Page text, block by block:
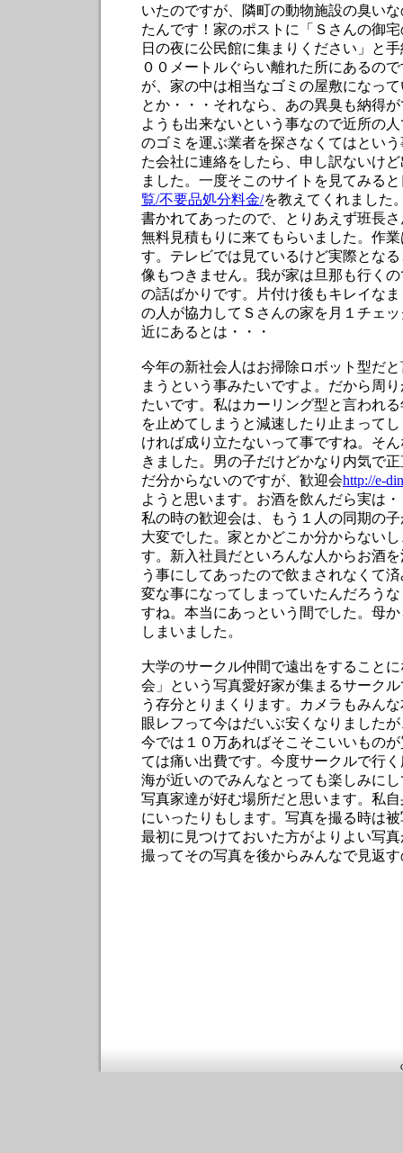
いたのですが、隣町の動物施設の臭い
たんです！家のポストに「Ｓさんの御
日の夜に公民館に集まりください」と
００メートルぐらい離れた所にあるの
が、家の中は相当なゴミの屋敷になっ
とか・・・それなら、あの異臭も納得
ようも出来ないという事なので近所の
のゴミを運ぶ業者を探さなくてはとい
た会社に連絡をしたら、申し訳ないけ
ました。一度そこのサイトを見てみる
覧/不要品処分料金/を教えてくれました
書かれてあったので、とりあえず班長
無料見積もりに来てもらいました。作
す。テレビでは見ているけど実際とな
像もつきません。我が家は旦那も行く
の話ばかりです。片付け後もキレイな
の人が協力してＳさんの家を月１チェ
近にあるとは・・・
今年の新社会人はお掃除ロボット型だ
まうという事みたいですよ。だから周
たいです。私はカーリング型と言われ
を止めてしまうと減速したり止まって
ければ成り立たないって事ですね。そ
きました。男の子だけどかなり内気で
だ分からないのですが、歓迎会http://e-
ようと思います。お酒を飲んだら実は
私の時の歓迎会は、もう１人の同期の
大変でした。家とかどこか分からない
す。新入社員だといろんな人からお酒
う事にしてあったので飲まされなくて
変な事になってしまっていたんだろう
すね。本当にあっという間でした。母
しまいました。
大学のサークル仲間で遠出をすること
会」という写真愛好家が集まるサーク
う存分とりまくります。カメラもみん
眼レフって今はだいぶ安くなりました
今では１０万あればそこそこいいもの
ては痛い出費です。今度サークルで行
海が近いのでみんなとっても楽しみに
写真家達が好む場所だと思います。私
にいったりもします。写真を撮る時は
最初に見つけておいた方がよりよい写
撮ってその写真を後からみんなで見返